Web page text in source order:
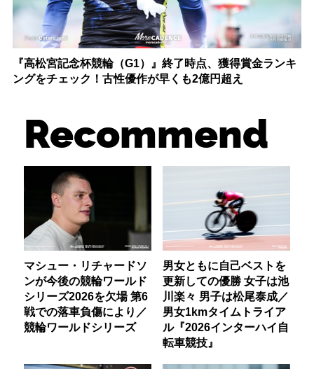
『高松宮記念杯競輪（G1）』終了時点、獲得賞金ランキ
ングをチェック！古性優作が早くも2億円超え
Recommend
マシュー・リチャードソ
ンが今後の競輪ワールド
シリーズ2026を欠場 第6
戦での落車負傷により／
競輪ワールドシリーズ
男女ともに自己ベストを
更新しての優勝 女子は池
川楽々 男子は松尾泰成／
男女1kmタイムトライア
ル『2026インターハイ自
転車競技』